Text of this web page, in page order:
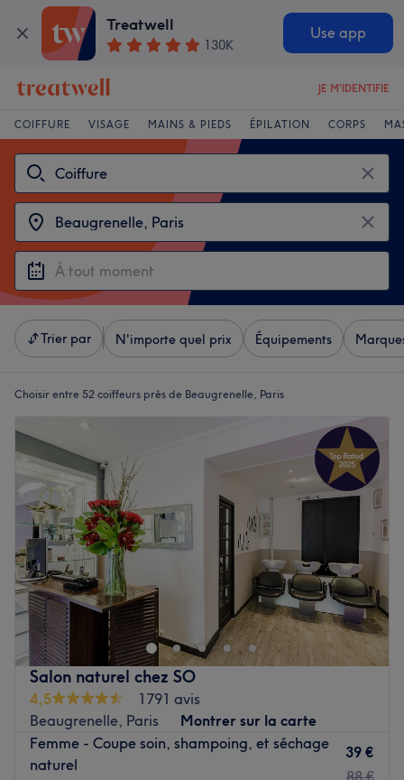
Treatwell
130K
Use app
JE M'IDENTIFIE
COIFFURE VISAGE MAINS & PIEDS ÉPILATION CORPS
Trier par N'importe quel prix Équipements
Choisir entre 52 coiffeurs près de Beaugrenelle, Paris
Salon naturel chez SO
4,5
1791 avis
Beaugrenelle, Paris
Montrer sur la carte
Femme - Coupe soin, shampoing, et séchage
naturel
39 €